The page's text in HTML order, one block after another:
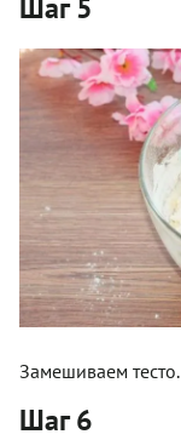
Шаг 5
Замешиваем тесто.
Шаг 6